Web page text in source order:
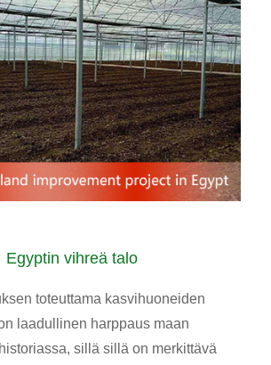
Egyptin vihreä talo
toteuttama kasvihuoneiden
laadullinen harppaus maan
sillä sillä on merkittävä